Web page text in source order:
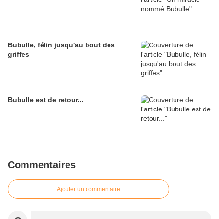
Bubulle, félin jusqu'au bout des
griffes
Bubulle est de retour...
Commentaires
Ajouter un commentaire